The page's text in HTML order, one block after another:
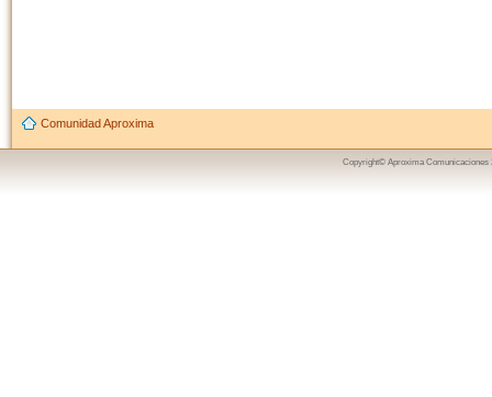
Comunidad Aproxima
Copyright© Aproxima Comunicaciones